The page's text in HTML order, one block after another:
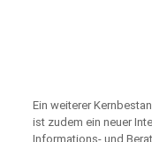
Ein weiterer
ist zudem ein neuer
Informations- und